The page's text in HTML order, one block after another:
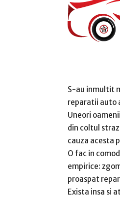
S-au inmultit
reparatii auto
Uneori
din coltul
cauza acesta
O fac in
empirice:
proaspat
Exista insa si